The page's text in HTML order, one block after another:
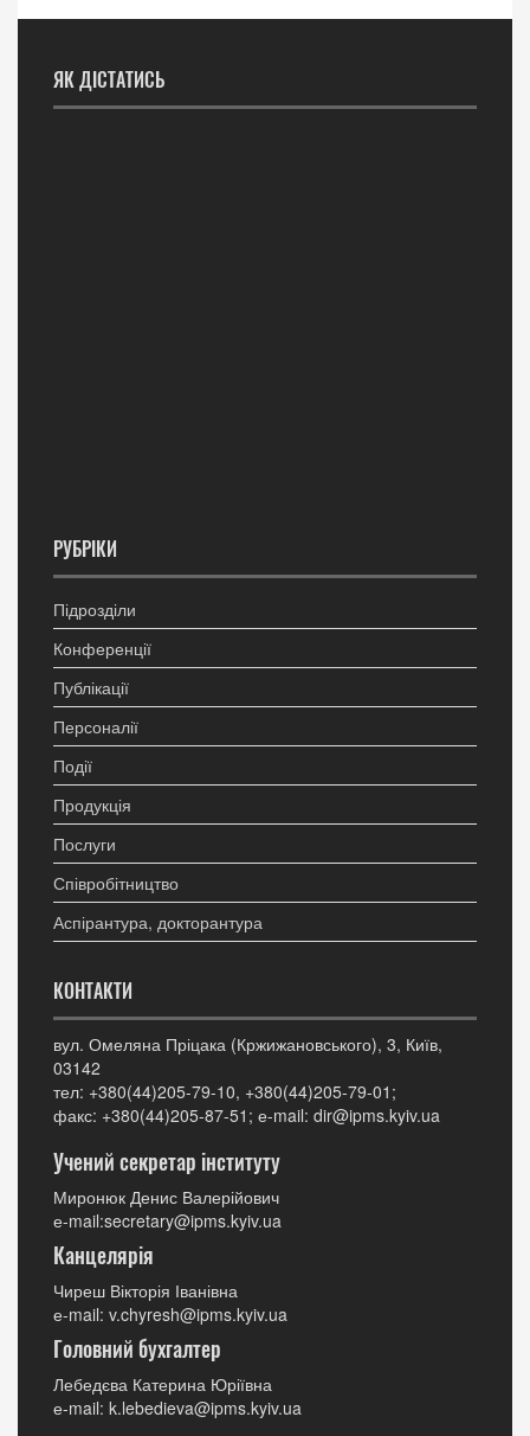
ЯК ДІСТАТИСЬ
РУБРІКИ
Підрозділи
Конференції
Публікації
Персоналії
Події
Продукція
Послуги
Співробітництво
Аспірантура, докторантура
КОНТАКТИ
вул. Омеляна Пріцака (Кржижановського), 3, Київ,
03142
тел: +380(44)205-79-10, +380(44)205-79-01;
факс: +380(44)205-87-51; е-mail: dir@ipms.kyiv.ua
Учений секретар інституту
Миронюк Денис Валерійович
е-mail:secretary@ipms.kyiv.ua
Канцелярія
Чиреш Вікторія Іванівна
е-mail: v.chyresh@ipms.kyiv.ua
Головний бухгалтер
Лебедєва Катерина Юріївна
е-mail: k.lebedieva@ipms.kyiv.ua